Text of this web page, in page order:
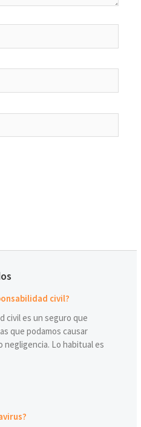
civil?
civil es un seguro que
que podamos causar
negligencia. Lo habitual es